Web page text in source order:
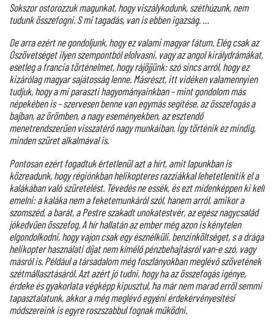
Sokszor ostorozzuk magunkat, hogy viszálykodunk, széthúzunk, nem
tudunk összefogni. S mi tagadás, van is ebben igazság. …
De arra ezért ne gondoljunk, hogy ez valami magyar fátum. Elég csak az
Ószövetséget ilyen szempontból elolvasni, vagy az angol királydrámákat,
esetleg a francia történelmet, hogy rájöjjünk: szó sincs arról, hogy ez
kizárólag magyar sajátosság lenne. Másrészt, itt vidéken valamennyien
tudjuk, hogy a mi paraszti hagyományainkban – mint gondolom más
népekében is – szervesen benne van egymás segítése, az összefogás a
bajban, az örömben, a nagy eseményekben, az esztendő
menetrendszerűen visszatérő nagy munkáiban. Így történik ez mindig,
minden szüret alkalmával is.
Pontosan ezért fogadtuk értetlenül azt a hírt, amit lapunkban is
közreadunk, hogy régiónkban helikopteres razziákkal lehetetlenítik el a
kalákában való szüretelést. Tévedés ne essék, és ezt midenképpen ki kell
emelni: a kaláka nem a feketemunkáról szól, hanem arról, amikor a
szomszéd, a barát, a Pestre szakadt unokatestvér, az egész nagycsalád
jókedvűen összefog. A hír hallatán az ember még azon is kénytelen
elgondolkodni, hogy vajon csak egy észnélküli, benzinköltséget, s a drága
helikopter használati díjat nem kímélő pénzbehajtásról van-e szó, vagy
másról is. Például a társadalom még foszlányokban meglévő szövetének
szétmállasztásáról. Azt azért jó tudni, hogy ha az összefogás igénye,
érdeke és gyakorlata végképp kipusztul, ha már nem marad erről semmi
tapasztalatunk, akkor a még meglévő egyéni érdekérvényesítési
módszereink is egyre roszszabbul fognak működni.